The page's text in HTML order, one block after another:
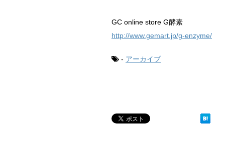
GC online store G酵素
http://www.gemart.jp/g-enzyme/
- アーカイブ